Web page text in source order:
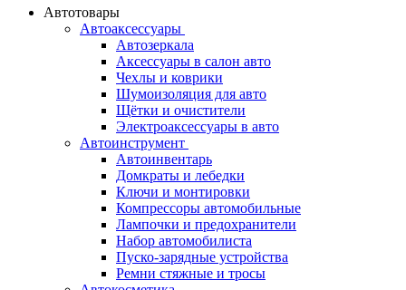
Автотовары
Автоаксессуары
Автозеркала
Аксессуары в салон авто
Чехлы и коврики
Шумоизоляция для авто
Щётки и очистители
Электроаксессуары в авто
Автоинструмент
Автоинвентарь
Домкраты и лебедки
Ключи и монтировки
Компрессоры автомобильные
Лампочки и предохранители
Набор автомобилиста
Пуско-зарядные устройства
Ремни стяжные и тросы